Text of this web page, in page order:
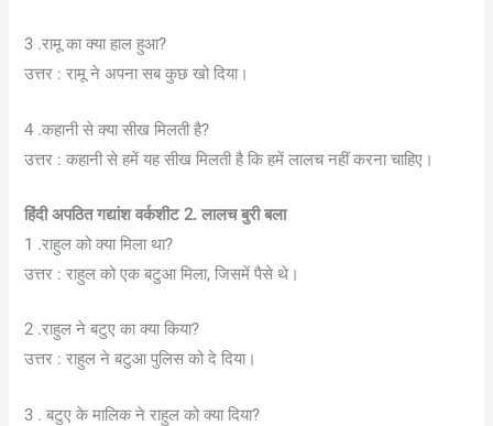
3 .रामू का क्या हाल हुआ?
उत्तर : रामू ने अपना सब कुछ खो दिया।
4 .कहानी से क्या सीख मिलती है?
उत्तर : कहानी से हमें यह सीख मिलती है कि हमें लालच नहीं करना चाहिए।
हिंदी अपठित गद्यांश वर्कशीट 2. लालच बुरी बला
1 .राहुल को क्या मिला था?
उत्तर : राहुल को एक बटुआ मिला, जिसमें पैसे थे।
2 .राहुल ने बटुए का क्या किया?
उत्तर : राहुल ने बटुआ पुलिस को दे दिया।
3 . बटुए के मालिक ने राहुल को क्या दिया?